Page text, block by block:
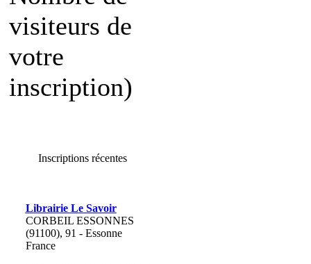
visiteurs de
votre
inscription)
Inscriptions récentes
Librairie Le Savoir
CORBEIL ESSONNES
(91100), 91 - Essonne
France